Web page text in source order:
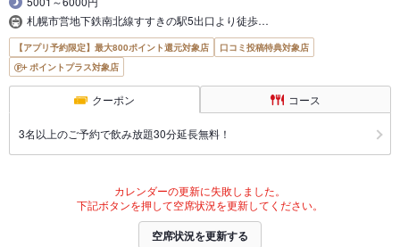
札幌市営地下鉄南北線すすきの駅5出口より徒歩…
【アプリ予約限定】最大800ポイント還元対象店
口コミ投稿特典対象店
ポイントプラス対象店
クーポン コース
3名以上のご予約で飲み放題30分延長無料！
カレンダーの更新に失敗しました。
下記ボタンを押して空席状況を更新してください。
空席状況を更新する